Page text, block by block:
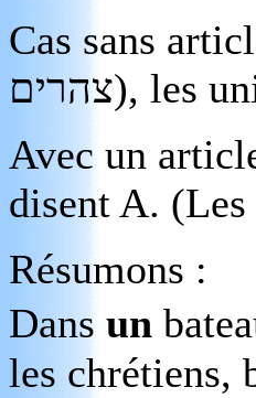
Cas sans
צהרים), les
Avec un
disent A. (Les
Résumons :
Dans un
les chrétiens,